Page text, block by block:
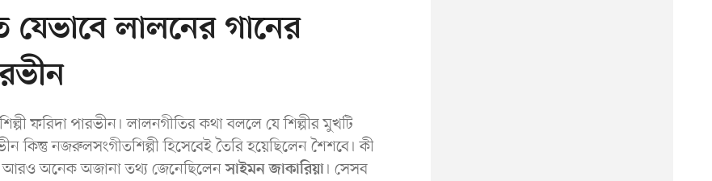
লালনের গানের
ফরিদা পারভীন। লালনগীতির কথা বললে যে শিল্পীর মুখটি
কিন্তু নজরুলসংগীতশিল্পী হিসেবেই তৈরি হয়েছিলেন শৈশবে। কী
আরও অনেক অজানা তথ্য জেনেছিলেনসাইমন জাকারিয়া। সেসব